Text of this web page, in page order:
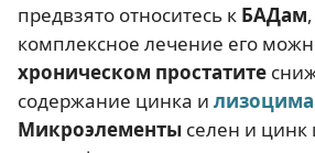
предвзято относитесь к БАДам
комплексное лечение его
хроническом простатите
содержание цинка и лизоцима
Микроэлементы селен и